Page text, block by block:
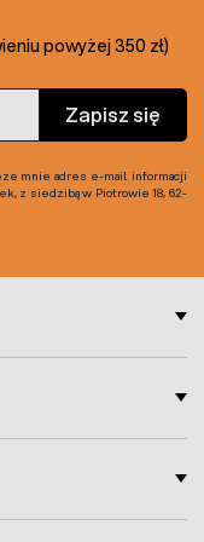
powyżej 350 zł)
Zapisz się
mnie adres e-mail informacji
z siedzibą w Piotrowie 18, 62-